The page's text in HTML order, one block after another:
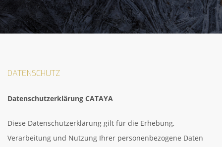
DATENSCHUTZ
Datenschutzerklärung CATAYA
Diese Datenschutzerklärung gilt für die Erhebung,
Verarbeitung und Nutzung Ihrer personenbezogene Daten